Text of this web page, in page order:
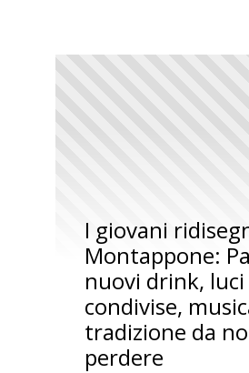
I giovani
Montappone:
nuovi drink, luci
condivise,
tradizione da
perdere